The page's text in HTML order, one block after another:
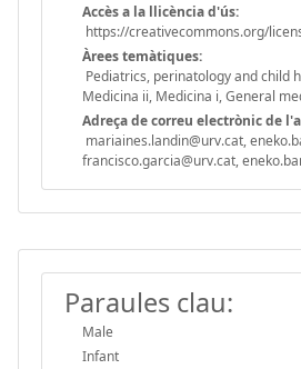
Accès a la llicència d'ús:
https://creativecommons.org/
Àrees temàtiques:
Pediatrics, perinatology and child
Medicina ii, Medicina i, General
Adreça de correu electrònic de
mariaines.landin@urv.cat,
francisco.garcia@urv.cat,
Paraules clau:
Male
Infant